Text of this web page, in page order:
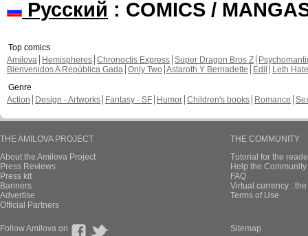
New page of
Sanctionneur commented
Chapter: 4 page: